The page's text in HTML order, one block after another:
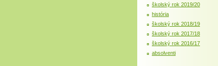
školský rok 2019/20
história
školský rok 2018/19
školský rok 2017/18
školský rok 2016/17
absolventi